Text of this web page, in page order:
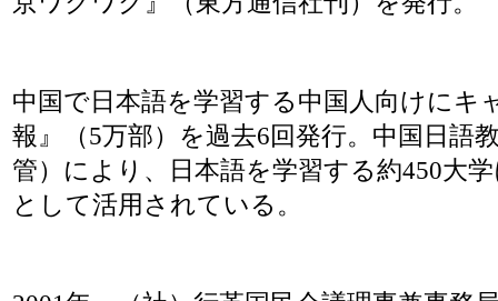
中国で日本語を学習する中国人向けにキ
報』（5万部）を過去6回発行。中国日語
管）により、日本語を学習する約450大
として活用されている。